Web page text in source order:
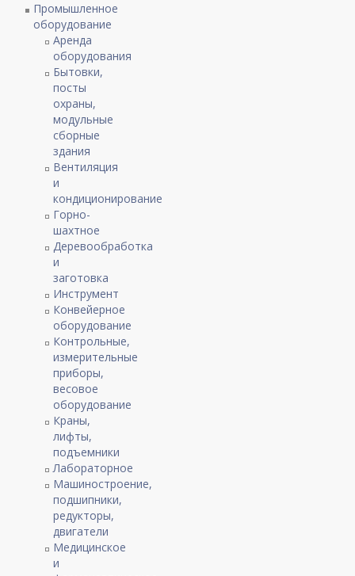
Промышленное
оборудование
Аренда
оборудования
Бытовки,
посты
охраны,
модульные
сборные
здания
Вентиляция
и
кондиционирование
Горно-
шахтное
Деревообработка
и
заготовка
Инструмент
Конвейерное
оборудование
Контрольные,
измерительные
приборы,
весовое
оборудование
Краны,
лифты,
подъемники
Лабораторное
Машиностроение,
подшипники,
редукторы,
двигатели
Медицинское
и